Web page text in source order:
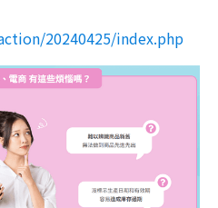
20240425/index.php